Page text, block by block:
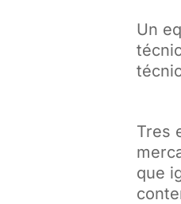
Un
Tres
que